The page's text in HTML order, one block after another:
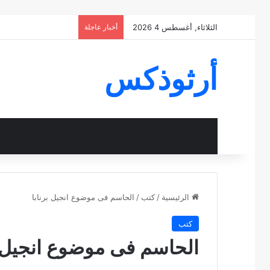
الثلاثاء, أغسطس 4 2026 أخبار عاجلة
أرثوذكس
الرئيسية / كتب / الحاسم فى موضوع انجيل برنابا
كتب
الحاسم فى موضوع انجيل